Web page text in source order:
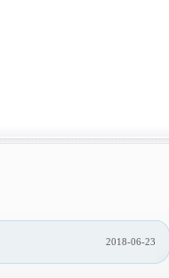
2018-06-23